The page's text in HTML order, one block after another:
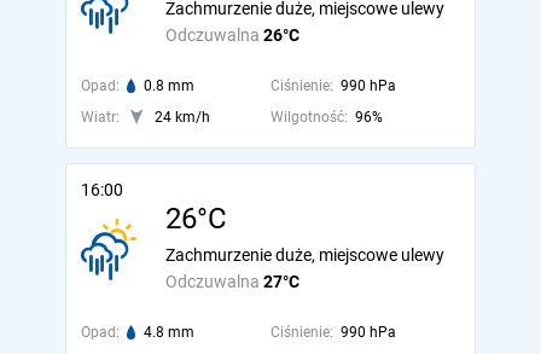
Odczuwalna 26°C
Zachmurzenie duże, miejscowe ulewy
Opad: 0.8 mm Ciśnienie: 990 hPa
Wiatr:
24 km/h Wilgotność: 96%
16:00
26°C
Odczuwalna 27°C
Zachmurzenie duże, miejscowe ulewy
Opad: 4.8 mm Ciśnienie: 990 hPa